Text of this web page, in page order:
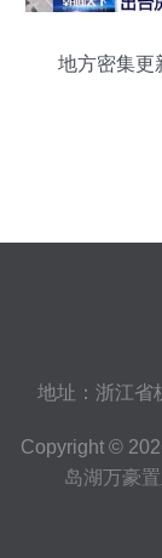
地方密集更
地址：浙江省
Copyright ©
岛湖万豪